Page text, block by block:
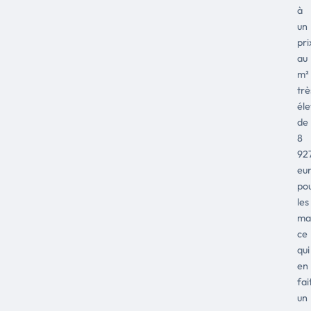
à
un
au
m²
de
8
les
ce
qui
en
un